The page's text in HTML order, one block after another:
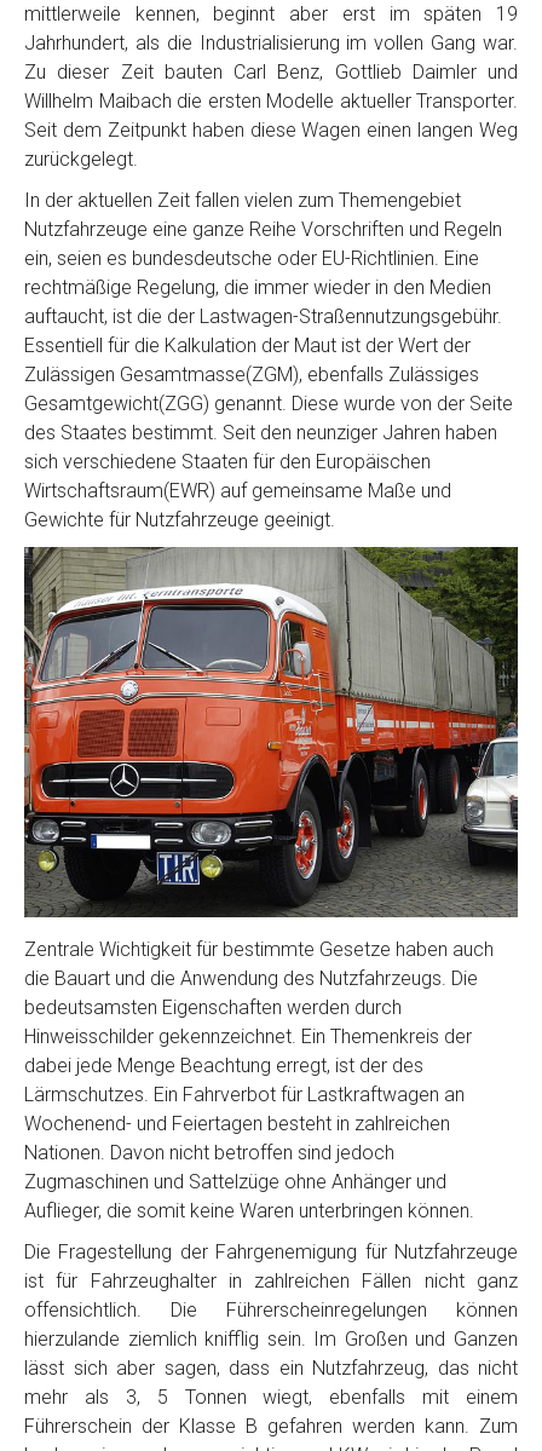
mittlerweile kennen, beginnt aber erst im späten 19
Jahrhundert, als die Industrialisierung im vollen Gang war.
Zu dieser Zeit bauten Carl Benz, Gottlieb Daimler und
Willhelm Maibach die ersten Modelle aktueller Transporter.
Seit dem Zeitpunkt haben diese Wagen einen langen Weg
zurückgelegt.
In der aktuellen Zeit fallen vielen zum Themengebiet
Nutzfahrzeuge eine ganze Reihe Vorschriften und Regeln
ein, seien es bundesdeutsche oder EU-Richtlinien. Eine
rechtmäßige Regelung, die immer wieder in den Medien
auftaucht, ist die der Lastwagen-Straßennutzungsgebühr.
Essentiell für die Kalkulation der Maut ist der Wert der
Zulässigen Gesamtmasse(ZGM), ebenfalls Zulässiges
Gesamtgewicht(ZGG) genannt. Diese wurde von der Seite
des Staates bestimmt. Seit den neunziger Jahren haben
sich verschiedene Staaten für den Europäischen
Wirtschaftsraum(EWR) auf gemeinsame Maße und
Gewichte für Nutzfahrzeuge geeinigt.
Zentrale Wichtigkeit für bestimmte Gesetze haben auch
die Bauart und die Anwendung des Nutzfahrzeugs. Die
bedeutsamsten Eigenschaften werden durch
Hinweisschilder gekennzeichnet. Ein Themenkreis der
dabei jede Menge Beachtung erregt, ist der des
Lärmschutzes. Ein Fahrverbot für Lastkraftwagen an
Wochenend- und Feiertagen besteht in zahlreichen
Nationen. Davon nicht betroffen sind jedoch
Zugmaschinen und Sattelzüge ohne Anhänger und
Auflieger, die somit keine Waren unterbringen können.
Die Fragestellung der Fahrgenemigung für Nutzfahrzeuge
ist für Fahrzeughalter in zahlreichen Fällen nicht ganz
offensichtlich. Die Führerscheinregelungen können
hierzulande ziemlich knifflig sein. Im Großen und Ganzen
lässt sich aber sagen, dass ein Nutzfahrzeug, das nicht
mehr als 3, 5 Tonnen wiegt, ebenfalls mit einem
Führerschein der Klasse B gefahren werden kann. Zum